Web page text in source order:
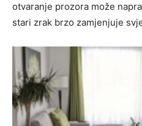
otvaranje prozora može
stari zrak brzo zamjenjuje